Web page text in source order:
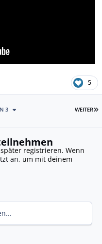
5
WEITER
3
registrieren. Wenn
an, um mit deinem